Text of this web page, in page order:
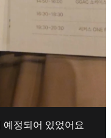
예정되어 있었어요